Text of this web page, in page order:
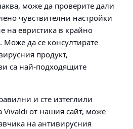
може да проверите дали
чувствителни настройки
на евристика в крайно
Може да се консултирате
продукт,
са най-подходящите
и сте изтеглили
Vivaldi от нашия сайт, може
на антивирусния